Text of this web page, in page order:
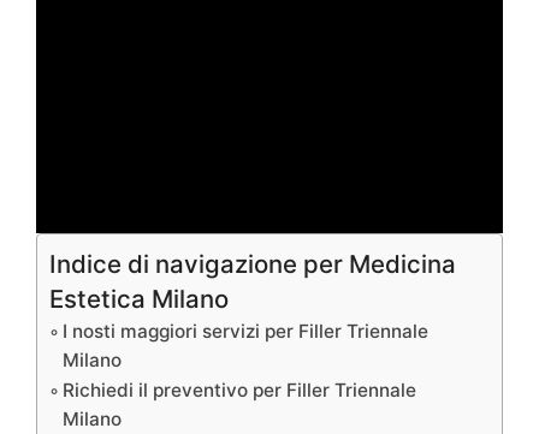
Indice di navigazione per Medicina
Estetica Milano
I nosti maggiori servizi per Filler Triennale
Milano
Richiedi il preventivo per Filler Triennale
Milano